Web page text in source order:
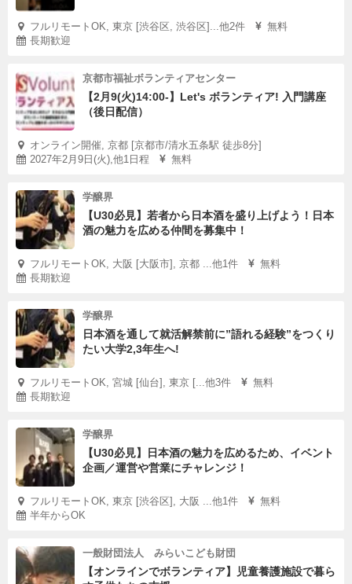
フルリモートOK, 東京 [渋谷区, 渋谷区]...他2件
無料
長期歓迎
京都市福祉ボランティアセンター
【2月9(火)14:00-】Let's ボランティア! 入門講座
（後日配信）
オンライン開催, 京都 [京都市/清水五条駅 徒歩8分]
2027年2月9日(火),他1日程
無料
学醸界
【U30必見】若者から日本酒を盛り上げよう！日本
酒の魅力を広める仲間を募集中！
フルリモートOK, 大阪 [大阪市], 京都 ...他1件
無料
長期歓迎
学醸界
日本酒を通して就活解禁前に”語れる経験”をつくり
たい大学2,3年生へ!
フルリモートOK, 宮城 [仙台], 東京 [...他3件
無料
長期歓迎
学醸界
【U30必見】日本酒の魅力を広めるため、イベント
企画／運営や営業にチャレンジ！
フルリモートOK, 東京 [渋谷区], 大阪 ...他1件
無料
半年からOK
一般財団法人 みらいこども財団
【オンラインでボランティア】児童養護施設で暮ら